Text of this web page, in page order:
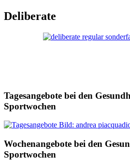
Deliberate
Tagesangebote bei den
Sportwochen
Wochenangebote bei den
Sportwochen